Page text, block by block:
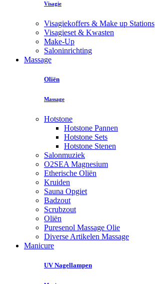
Visagie
Visagiekoffers & Make up Stations
Visagieset & Kwasten
Make-Up
Saloninrichting
Massage
Oliën
Massage
Hotstone
Hotstone Pannen
Hotstone Sets
Hotstone Stenen
Salonmuziek
O2SEA Magnesium
Etherische Oliën
Kruiden
Sauna Opgiet
Badzout
Scrubzout
Oliën
Puresenol Massage Olie
Diverse Artikelen Massage
Manicure
UV Nagellampen